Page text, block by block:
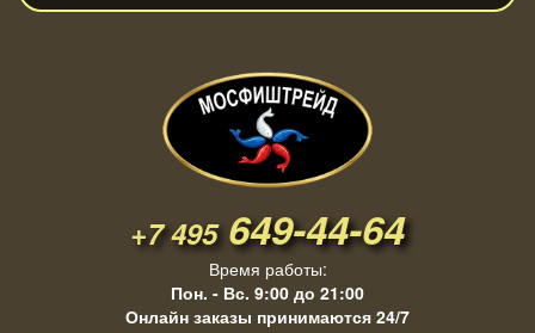
+7 495649-44-64
Время работы:
Пон. - Вс. 9:00 до 21:00
Онлайн заказы принимаются 24/7